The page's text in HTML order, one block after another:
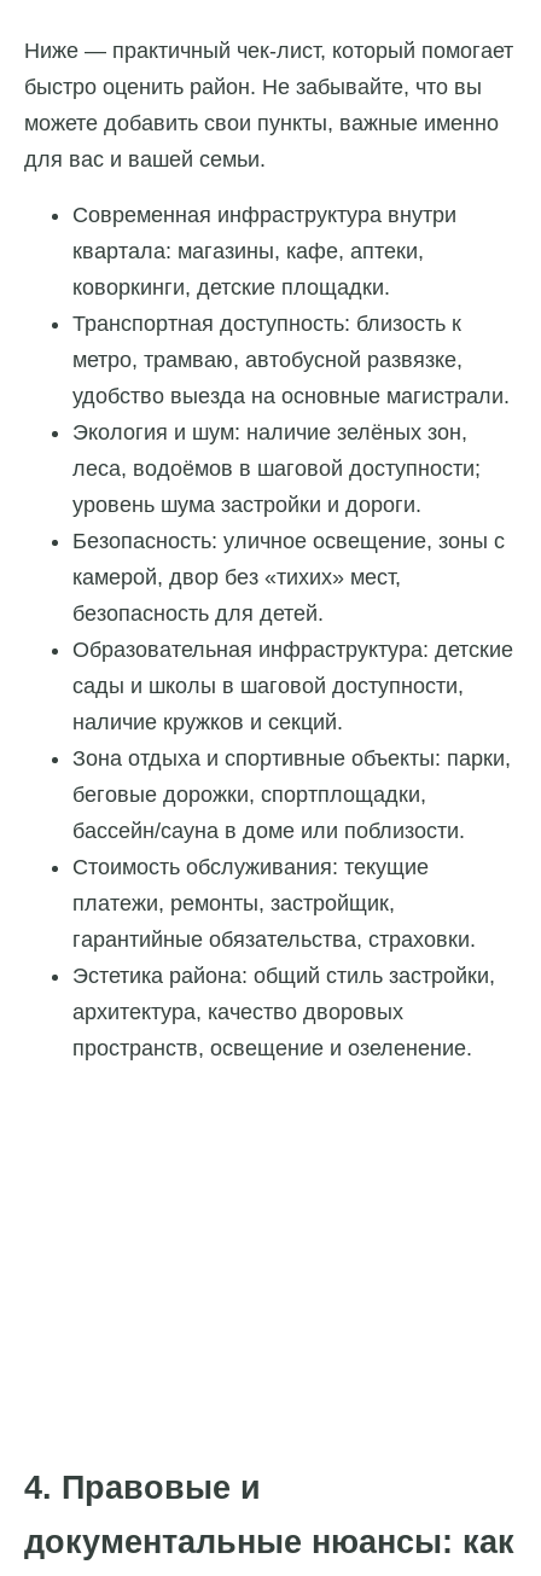
Ниже — практичный чек-лист, который помогает
быстро оценить район. Не забывайте, что вы
можете добавить свои пункты, важные именно
для вас и вашей семьи.
Современная инфраструктура внутри
квартала: магазины, кафе, аптеки,
коворкинги, детские площадки.
Транспортная доступность: близость к
метро, трамваю, автобусной развязке,
удобство выезда на основные магистрали.
Экология и шум: наличие зелёных зон,
леса, водоёмов в шаговой доступности;
уровень шума застройки и дороги.
Безопасность: уличное освещение, зоны с
камерой, двор без «тихих» мест,
безопасность для детей.
Образовательная инфраструктура: детские
сады и школы в шаговой доступности,
наличие кружков и секций.
Зона отдыха и спортивные объекты: парки,
беговые дорожки, спортплощадки,
бассейн/сауна в доме или поблизости.
Стоимость обслуживания: текущие
платежи, ремонты, застройщик,
гарантийные обязательства, страховки.
Эстетика района: общий стиль застройки,
архитектура, качество дворовых
пространств, освещение и озеленение.
4. Правовые и
документальные нюансы: как